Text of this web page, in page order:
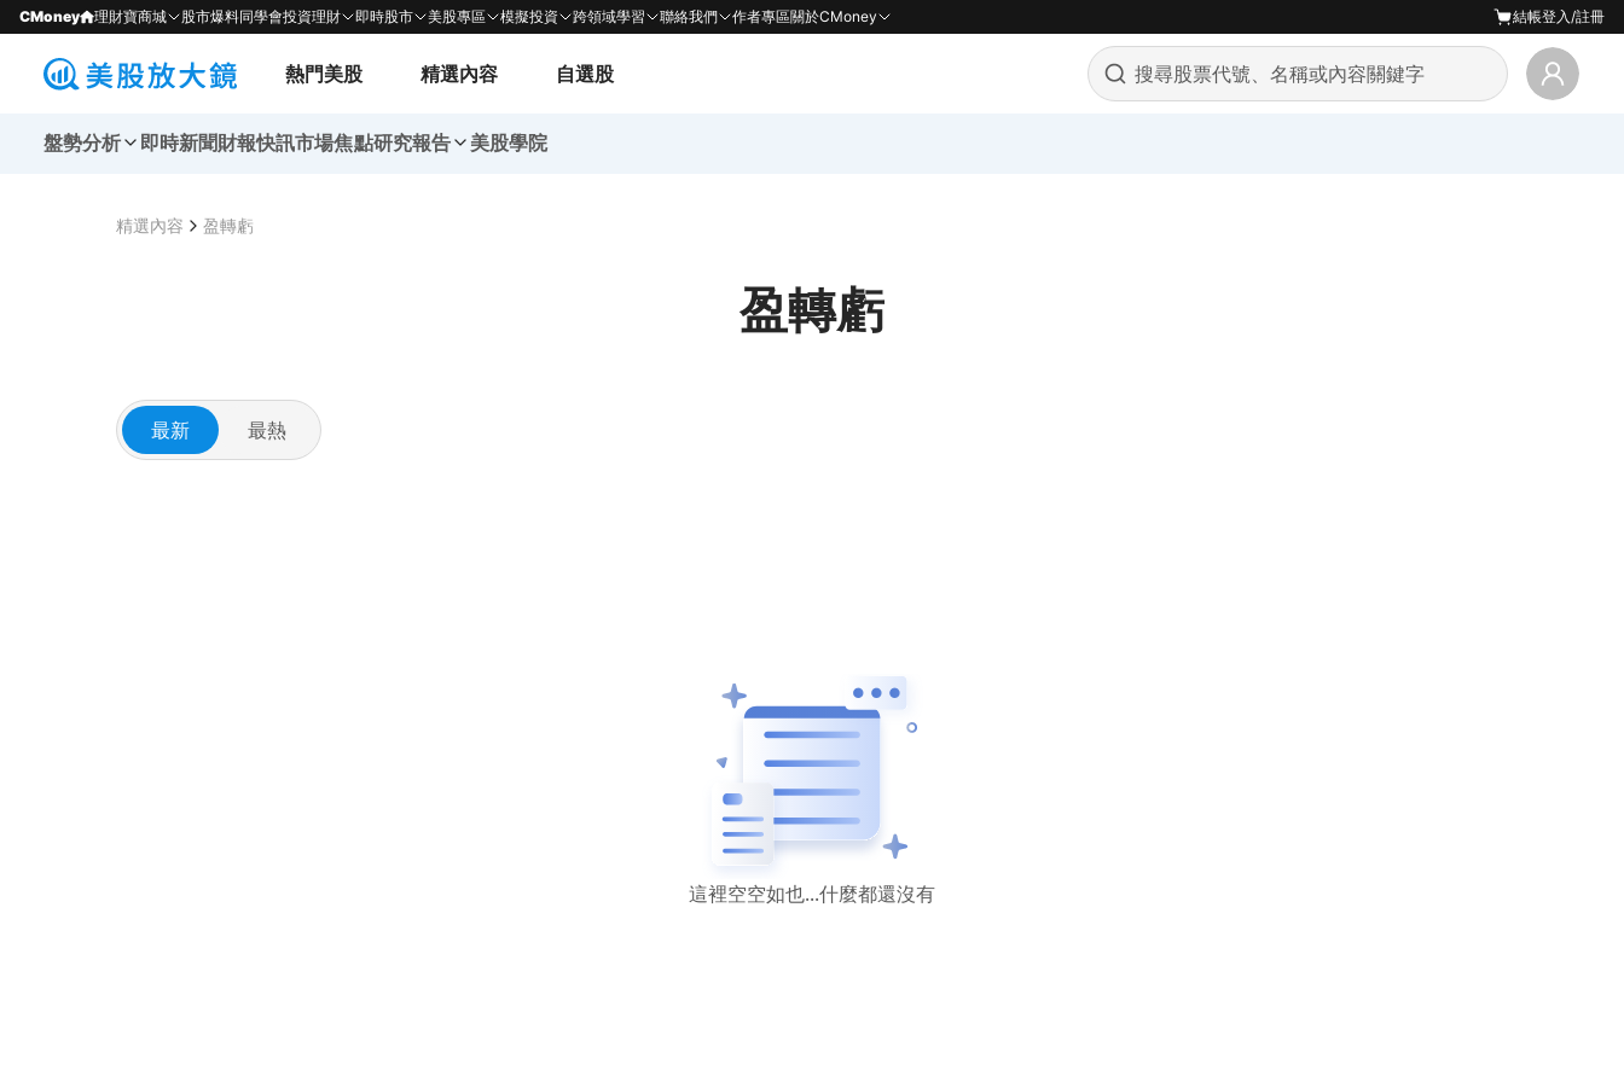
CMoney 理財寶商城 股市爆料同學會投資理財 即時股市 美股專區 模擬投資 跨領域學習 聯絡我們 作者專區關於CMoney 結帳登入/註冊
熱門美股 精選內容 自選股
盤勢分析 即時新聞財報快訊市場焦點研究報告 美股學院
精選內容 盈轉虧
盈轉虧
最新 最熱
這裡空空如也...什麼都還沒有